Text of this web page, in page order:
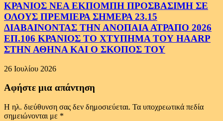
ΚΡΑΝΙΟΣ ΝΕΑ ΕΚΠΟΜΠΗ ΠΡΟΣΒΑΣΙΜΗ ΣΕ
ΟΛΟΥΣ ΠΡΕΜΙΕΡΑ ΣΗΜΕΡΑ 23.15
ΔΙΑΒΑΙΝΟΝΤΑΣ ΤΗΝ ΑΝΟΠΑΙΑ ΑΤΡΑΠΟ 2026
ΕΠ.106 ΚΡΑΝΙΟΣ ΤΟ ΧΤΥΠΗΜΑ ΤΟΥ HAARP
ΣΤΗΝ ΑΘΗΝΑ ΚΑΙ Ο ΣΚΟΠΟΣ ΤΟΥ
26 Ιουλίου 2026
Αφήστε μια απάντηση
Η ηλ. διεύθυνση σας δεν δημοσιεύεται. Τα υποχρεωτικά πεδία
σημειώνονται με *